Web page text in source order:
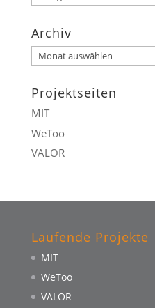
Archiv
Archiv
Projektseiten
MIT
WeToo
VALOR
Laufende Projekte
MIT
WeToo
VALOR